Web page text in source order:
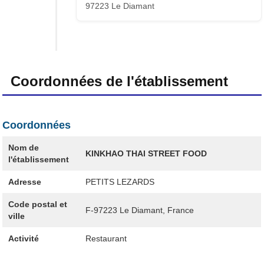
97223 Le Diamant
Coordonnées de l'établissement
Coordonnées
Nom de
l'établissement
KINKHAO THAI STREET FOOD
Adresse PETITS LEZARDS
Code postal et
ville
F-97223 Le Diamant, France
Activité Restaurant